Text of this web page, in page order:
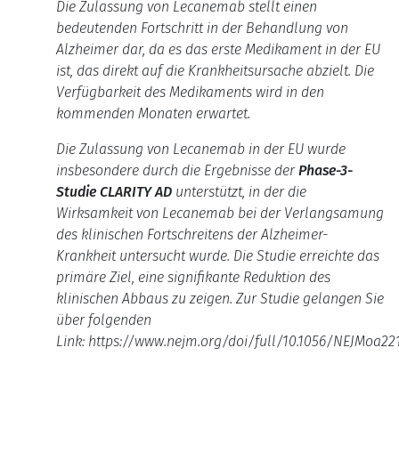
Die Zulassung von Lecanemab stellt einen
bedeutenden Fortschritt in der Behandlung von
Alzheimer dar, da es das erste Medikament in der EU
ist, das direkt auf die Krankheitsursache abzielt. Die
Verfügbarkeit des Medikaments wird in den
kommenden Monaten erwartet.
Die Zulassung von Lecanemab in der EU wurde
insbesondere durch die Ergebnisse derPhase-3-
Studie CLARITY AD unterstützt, in der die
Wirksamkeit von Lecanemab bei der Verlangsamung
des klinischen Fortschreitens der Alzheimer-
Krankheit untersucht wurde. Die Studie erreichte das
primäre Ziel, eine signifikante Reduktion des
klinischen Abbaus zu zeigen. Zur Studie gelangen Sie
über folgenden
Link: https://www.nejm.org/doi/full/10.1056/